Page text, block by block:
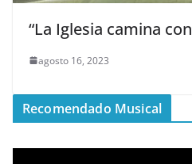
“La Iglesia camina
agosto 16, 2023
Recomendado Musical